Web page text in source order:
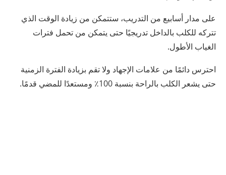
على مدار أسابيع من التدريب، ستتمكن من زيادة الوقت الذي
تتركه للكلب بالداخل تدريجيًا حتى يتمكن من تحمل فترات
الغياب الأطول.
احترس دائمًا من علامات الإجهاد ولا تقم بزيادة الفترة الزمنية
حتى يشعر الكلب بالراحة بنسبة 100٪ ومستعدًا للمضي قدمًا.